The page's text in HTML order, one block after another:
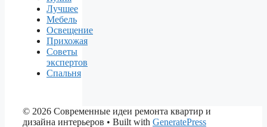
Лучшее
Мебель
Освещение
Прихожая
Советы
экспертов
Спальня
© 2026 Современные идеи ремонта квартир и
дизайна интерьеров • Built with GeneratePress